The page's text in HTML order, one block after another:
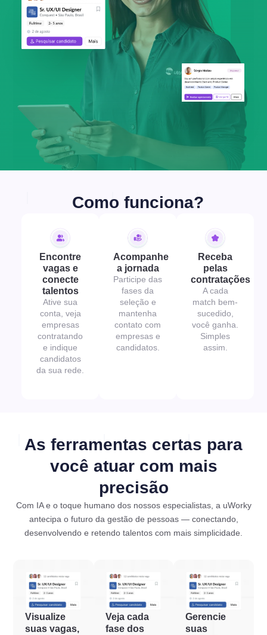
Como funciona?
Encontre
vagas e
conecte
talentos
Ative sua
conta, veja
empresas
contratando
e indique
candidatos
da sua rede.
Acompanhe
a jornada
Participe das
fases da
seleção e
mantenha
contato com
empresas e
candidatos.
Receba
pelas
contratações
A cada
match bem-
sucedido,
você ganha.
Simples
assim.
As ferramentas certas para
você atuar com mais
precisão
Com IA e o toque humano dos nossos especialistas, a uWorky
antecipa o futuro da gestão de pessoas — conectando,
desenvolvendo e retendo talentos com mais simplicidade.
Visualize
suas vagas,
Veja cada
fase dos
Gerencie
suas